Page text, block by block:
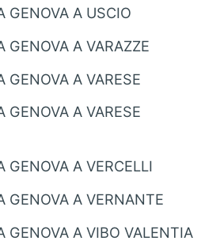
GENOVA A USCIO
GENOVA A VARAZZE
GENOVA A VARESE
GENOVA A VARESE
GENOVA A VERCELLI
GENOVA A VERNANTE
GENOVA A VIBO VALENTIA